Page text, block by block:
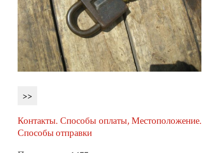
>>
Контакты. Способы оплаты, Местоположение.
Способы отправки